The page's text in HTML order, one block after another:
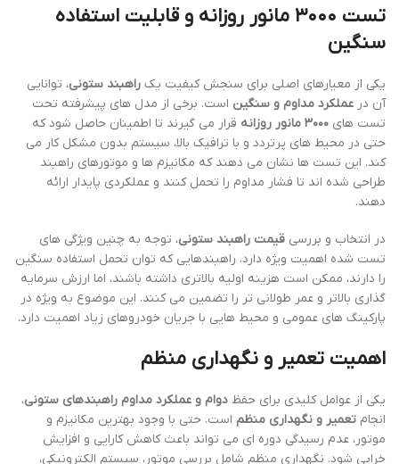
تست ۳۰۰۰ مانور روزانه و قابلیت استفاده
سنگین
یکی از معیارهای اصلی برای سنجش کیفیت یک راهبند ستونی، توانایی
آن در عملکرد مداوم و سنگین است. برخی از مدل های پیشرفته تحت
تست های ۳۰۰۰ مانور روزانه
قرار می گیرند تا اطمینان حاصل شود که
حتی در محیط های پرتردد و با ترافیک بالا، سیستم بدون مشکل کار می
کند. این تست ها نشان می دهند که مکانیزم ها و موتورهای راهبند
طراحی شده اند تا فشار مداوم را تحمل کنند و عملکردی پایدار ارائه
دهند.
در انتخاب و بررسی قیمت راهبند ستونی، توجه به چنین ویژگی های
تست شده اهمیت ویژه دارد. راهبندهایی که توان تحمل استفاده سنگین
را دارند، ممکن است هزینه اولیه بالاتری داشته باشند، اما ارزش سرمایه
گذاری بالاتر و عمر طولانی تر را تضمین می کنند. این موضوع به ویژه در
پارکینگ های عمومی و محیط هایی با جریان خودروهای زیاد اهمیت دارد.
اهمیت تعمیر و نگهداری منظم
یکی از عوامل کلیدی برای حفظ دوام و عملکرد مداوم راهبندهای ستونی،
انجام تعمیر و نگهداری منظم است. حتی با وجود بهترین مکانیزم و
موتور، عدم رسیدگی دوره ای می تواند باعث کاهش کارایی و افزایش
خرابی شود. نگهداری منظم شامل بررسی موتور، سیستم الکترونیکی،